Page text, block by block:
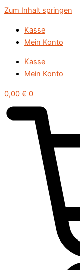
Zum Inhalt springen
Kasse
Mein Konto
Kasse
Mein Konto
0,00 € 0